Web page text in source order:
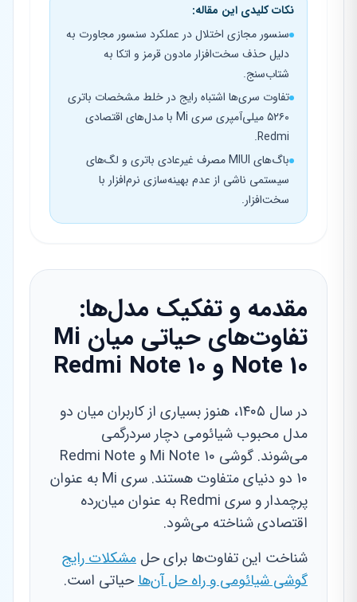
نکات کلیدی این مقاله:
سنسور مجازی اختلال در عملکرد سنسور مجاورت به
دلیل حذف سخت‌افزار مادون قرمز و اتکا به
شتاب‌سنج.
تفاوت سری‌ها اشتباه رایج در خلط مشخصات باتری
۵۲۶۰ میلی‌آمپری سری Mi با مدل‌های اقتصادی
Redmi.
باگ‌های MIUI مصرف غیرعادی باتری و لگ‌های
سیستمی ناشی از عدم بهینه‌سازی نرم‌افزار با
سخت‌افزار.
مقدمه و تفکیک مدل‌ها:
تفاوت‌های حیاتی میان Mi
Note 10 و Redmi Note 10
در سال ۱۴۰۵، هنوز بسیاری از کاربران میان دو
مدل محبوب شیائومی دچار سردرگمی
می‌شوند. گوشی Mi Note 10 و Redmi Note
10 دو دنیای متفاوت هستند. سری Mi به عنوان
پرچمدار و سری Redmi به عنوان میان‌رده
اقتصادی شناخته می‌شود.
شناخت این تفاوت‌ها برای حل مشکلات رایج
گوشی شیائومی و راه حل آن‌هاحیاتی است.